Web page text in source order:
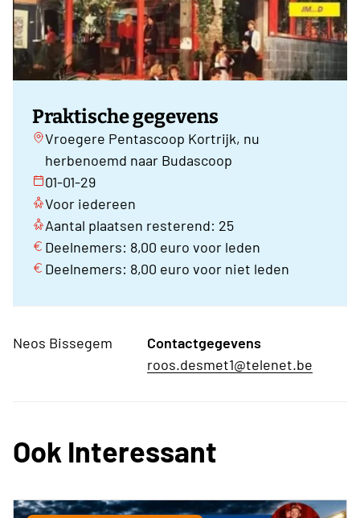
Praktische gegevens
Vroegere Pentascoop Kortrijk, nu
herbenoemd naar Budascoop
01-01-29
Voor iedereen
Aantal plaatsen resterend: 25
Deelnemers: 8,00 euro voor leden
Deelnemers: 8,00 euro voor niet leden
Neos Bissegem
Contactgegevens
roos.desmet1@telenet.be
Ook Interessant